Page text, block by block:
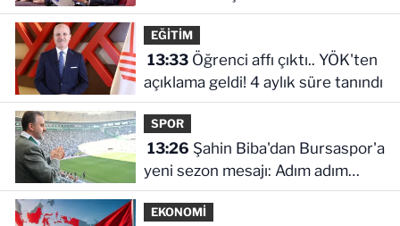
EĞİTİM
13:33Öğrenci affı çıktı.. YÖK'ten
açıklama geldi! 4 aylık süre tanındı
SPOR
13:26
yeni sezon mesajı: Adım adım
şampiyonluğa
EKONOMİ